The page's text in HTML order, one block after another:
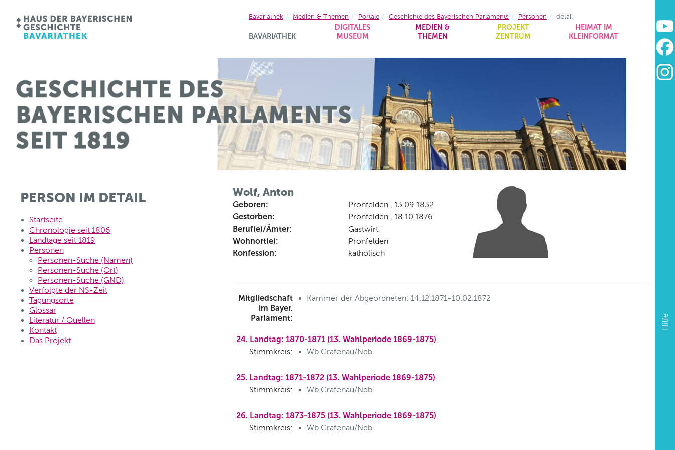
BAVARIATHEK
DIGITALES
MUSEUM
MEDIEN &
THEMEN
PROJEKT
ZENTRUM
HEIMAT IM
KLEINFORMAT
Hilfe
Bavariathek Medien & Themen Portale Geschichte des Bayerischen Parlaments Personen detail
PERSON IM DETAIL
Startseite
Chronologie seit 1806
Landtage seit 1819
Personen
Personen-Suche (Namen)
Personen-Suche (Ort)
Personen-Suche (GND)
Verfolgte der NS-Zeit
Tagungsorte
Glossar
Literatur / Quellen
Kontakt
Das Projekt
Wolf, Anton
Geboren: Pronfelden , 13.09.1832
Gestorben: Pronfelden , 18.10.1876
Beruf(e)/Ämter: Gastwirt
Wohnort(e): Pronfelden
Konfession: katholisch
Mitgliedschaft
im Bayer.
Parlament:
Kammer der Abgeordneten: 14.12.1871-10.02.1872
24. Landtag: 1870-1871 (13. Wahlperiode 1869-1875)
Stimmkreis: Wb.Grafenau/Ndb
25. Landtag: 1871-1872 (13. Wahlperiode 1869-1875)
Stimmkreis: Wb.Grafenau/Ndb
26. Landtag: 1873-1875 (13. Wahlperiode 1869-1875)
Stimmkreis: Wb.Grafenau/Ndb